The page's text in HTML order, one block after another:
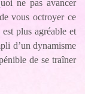
ne pas avancer
vous octroyer ce
plus agréable et
d’un dynamisme
de se traîner